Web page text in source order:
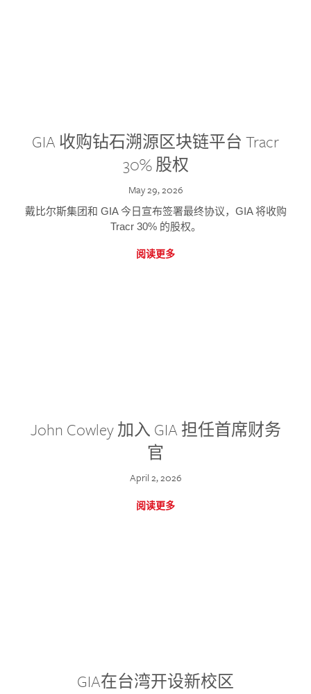
GIA 收购钻石溯源区块链平台 Tracr
30% 股权
May 29, 2026
戴比尔斯集团和 GIA 今日宣布签署最终协议，GIA 将收购
Tracr 30% 的股权。
阅读更多
John Cowley 加入 GIA 担任首席财务
官
April 2, 2026
阅读更多
GIA在台湾开设新校区